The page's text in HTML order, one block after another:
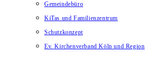
Gemeindebüro
KiTas und Familienzentrum
Schutzkonzept
Ev. Kirchenverband Köln und Region